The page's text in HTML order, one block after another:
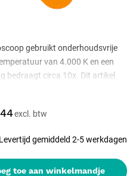
toe aan winkelmandje
Levertijd gemiddeld 2-5 werkdagen
gebruikt onderhoudsvrije
van 4.000 K en een
bedraagt circa 10x. Dit artikel
met contactplaat zonder
is apart verkrijgbaar.